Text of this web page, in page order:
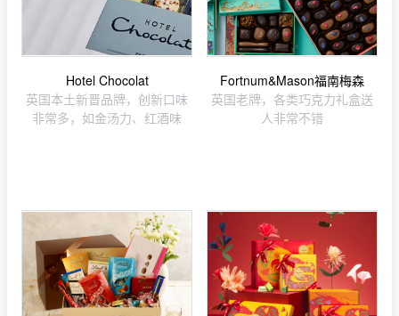
Hotel Chocolat
英国本土新晋品牌，创新口味
非常多，如金汤力、红酒味
Fortnum&Mason福南梅森
英国老牌，各类巧克力礼盒送
人非常不错